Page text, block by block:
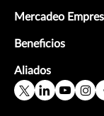
Mercadeo
Beneficios
Aliados